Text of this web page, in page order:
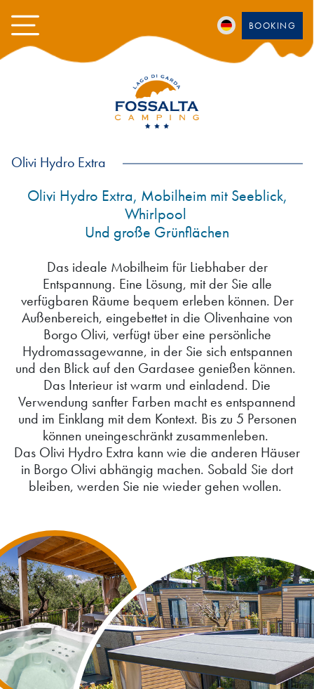
BOOKING
Olivi Hydro Extra
Olivi Hydro Extra, Mobilheim mit Seeblick,
Whirlpool
Und große Grünflächen
Das ideale Mobilheim für Liebhaber der
Entspannung. Eine Lösung, mit der Sie alle
verfügbaren Räume bequem erleben können. Der
Außenbereich, eingebettet in die Olivenhaine von
Borgo Olivi, verfügt über eine persönliche
Hydromassagewanne, in der Sie sich entspannen
und den Blick auf den Gardasee genießen können.
Das Interieur ist warm und einladend. Die
Verwendung sanfter Farben macht es entspannend
und im Einklang mit dem Kontext. Bis zu 5 Personen
können uneingeschränkt zusammenleben.
Das Olivi Hydro Extra kann wie die anderen Häuser
in Borgo Olivi abhängig machen. Sobald Sie dort
bleiben, werden Sie nie wieder gehen wollen.